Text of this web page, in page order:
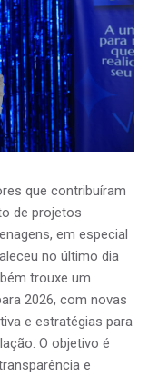
que contribuíram
de projetos
em especial
no último dia
trouxe um
2026, com novas
e estratégias para
O objetivo é
e